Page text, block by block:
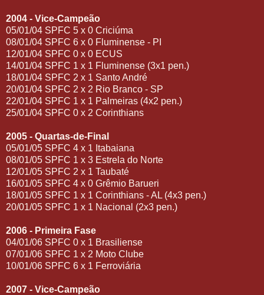
2004 - Vice-Campeão
05/01/04 SPFC 5 x 0 Criciúma
08/01/04 SPFC 6 x 0 Fluminense - PI
12/01/04 SPFC 0 x 0 ECUS
14/01/04 SPFC 1 x 1 Fluminense (3x1 pen.)
18/01/04 SPFC 2 x 1 Santo André
20/01/04 SPFC 2 x 2 Rio Branco - SP
22/01/04 SPFC 1 x 1 Palmeiras (4x2 pen.)
25/01/04 SPFC 0 x 2 Corinthians
2005 - Quartas-de-Final
05/01/05 SPFC 4 x 1 Itabaiana
08/01/05 SPFC 1 x 3 Estrela do Norte
12/01/05 SPFC 2 x 1 Taubaté
16/01/05 SPFC 4 x 0 Grêmio Barueri
18/01/05 SPFC 1 x 1 Corinthians - AL (4x3 pen.)
20/01/05 SPFC 1 x 1 Nacional (2x3 pen.)
2006 - Primeira Fase
04/01/06 SPFC 0 x 1 Brasiliense
07/01/06 SPFC 1 x 2 Moto Clube
10/01/06 SPFC 6 x 1 Ferroviária
2007 - Vice-Campeão